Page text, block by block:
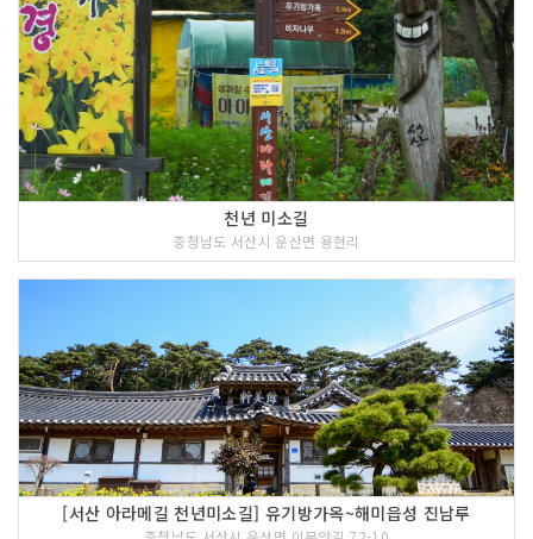
천년 미소길
충청남도 서산시 운산면 용현리
[서산 아라메길 천년미소길] 유기방가옥~해미읍성 진남루